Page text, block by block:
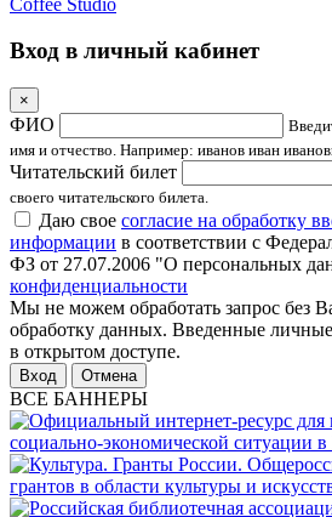
Вход в личный кабинет
×
ФИО
имя и отчество. Например: иванов иван
Читательский билет
своего читательского билета.
Даю свое согласие на обработку
информации в соответствии с
ФЗ от 27.07.2006 "О персональных
конфиденциальности
Мы не можем обработать запрос без
обработку данных. Введенные
в открытом доступе.
Отмена
ВСЕ БАННЕРЫ